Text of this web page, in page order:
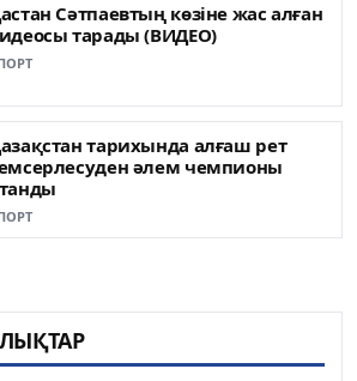
Сәтпаевтың көзіне жас алған
тарады (ВИДЕО)
тарихында алғаш рет
әлем чемпионы